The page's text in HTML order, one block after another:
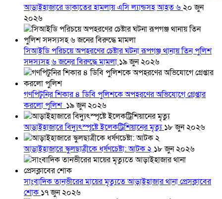
আড়াইহাজারে ডাকাতের হামলায় এসি ল্যান্ডসহ আহত ৬২০ জুন
২০২৬
সিআইডি পরিচয়ে অপহরণের চেষ্টার ঘটনা রূপগঞ্জ থানায় তিন পুলিশ
সদস্যসহ ৬ জনের বিরুদ্ধে মামলা ১৯ জুন ২০২৬
গণপিটুনির শিকার ৪ ডিবি পুলিশকে অপহরণের অভিযোগে গ্রেপ্তার
করলো পুলিশ ১৯ জুন ২০২৬
আড়াইহাজারে বিদ্যুৎস্পৃষ্টে ইলেকট্রিশিয়ানের মৃত্যু১৮ জুন ২০২৬
আড়াইহাজারে স্কুলছাত্রীকে ধর্ষণচেষ্টা: আটক ২ ১৮ জুন ২০২৬
সাংবাদিক তানভীরের মায়ের মৃত্যুতে আড়াইহাজার থানা প্রেসক্লাবের
শোক ১৭ জুন ২০২৬